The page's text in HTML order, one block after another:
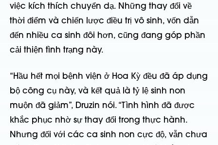
việc kích thích chuyển dạ. Những thay đổi về
thời điểm và chiến lược điều trị vô sinh, vốn dẫn
đến nhiều ca sinh đôi hơn, cũng đang góp phần
cải thiện tình trạng này.
“Hầu hết mọi bệnh viện ở Hoa Kỳ đều đã áp dụng
bộ công cụ này, và kết quả là tỷ lệ sinh non
muộn đã giảm”, Druzin nói. “Tình hình đã được
khắc phục nhờ sự thay đổi trong thực hành.
Nhưng đối với các ca sinh non cực độ, vẫn chưa